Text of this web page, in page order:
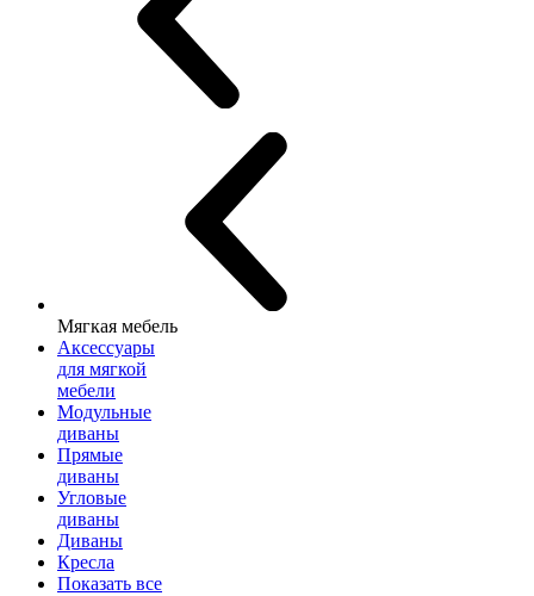
Мягкая мебель
Аксессуары
для мягкой
мебели
Модульные
диваны
Прямые
диваны
Угловые
диваны
Диваны
Кресла
Показать все